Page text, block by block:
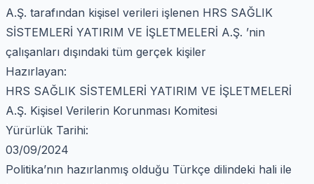
A.Ş. tarafından kişisel verileri işlenen HRS SAĞLIK
SİSTEMLERİ YATIRIM VE İŞLETMELERİ A.Ş. ’nin
çalışanları dışındaki tüm gerçek kişiler
Hazırlayan:
HRS SAĞLIK SİSTEMLERİ YATIRIM VE İŞLETMELERİ
A.Ş. Kişisel Verilerin Korunması Komitesi
Yürürlük Tarihi:
03/09/2024
Politika’nın hazırlanmış olduğu Türkçe dilindeki hali ile